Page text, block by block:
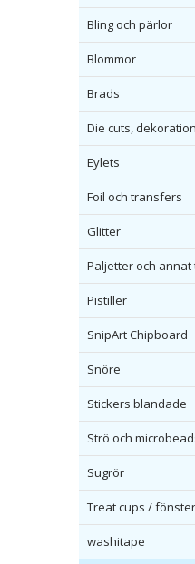
Bling och pärlor
Blommor
Brads
Die cuts,
Eylets
Foil och transfers
Glitter
Paljetter och
Pistiller
SnipArt Chipboard
Snöre
Stickers blandade
Strö och
Sugrör
Treat cups /
washitape